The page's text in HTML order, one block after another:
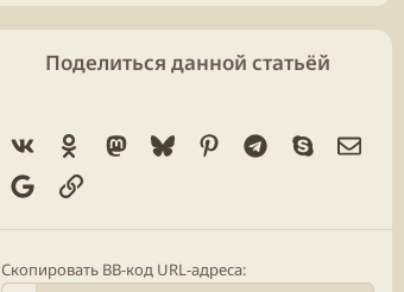
Поделиться данной статьёй
Ok Mastodon
BlueskyPinterestTelegram
Skype
GoogleСсылка
Скопировать BB-код URL-адреса